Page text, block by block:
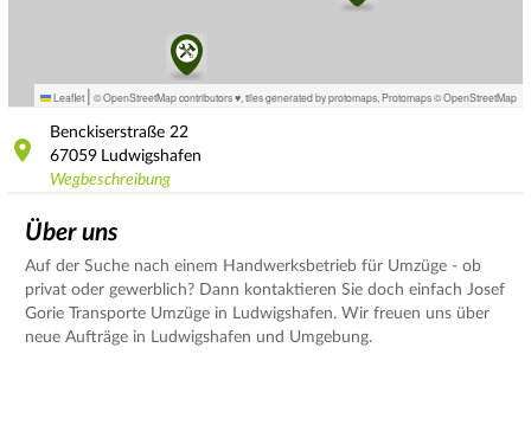
Leaflet | © OpenStreetMap contributors ♥, tiles generated by protomaps Protomaps©OpenStreetMap
Benckiserstraße 22
67059 Ludwigshafen
Wegbeschreibung
Über uns
Auf der Suche nach einem Handwerksbetrieb für Umzüge - ob
privat oder gewerblich? Dann kontaktieren Sie doch einfach Josef
Gorie Transporte Umzüge in Ludwigshafen. Wir freuen uns über
neue Aufträge in Ludwigshafen und Umgebung.